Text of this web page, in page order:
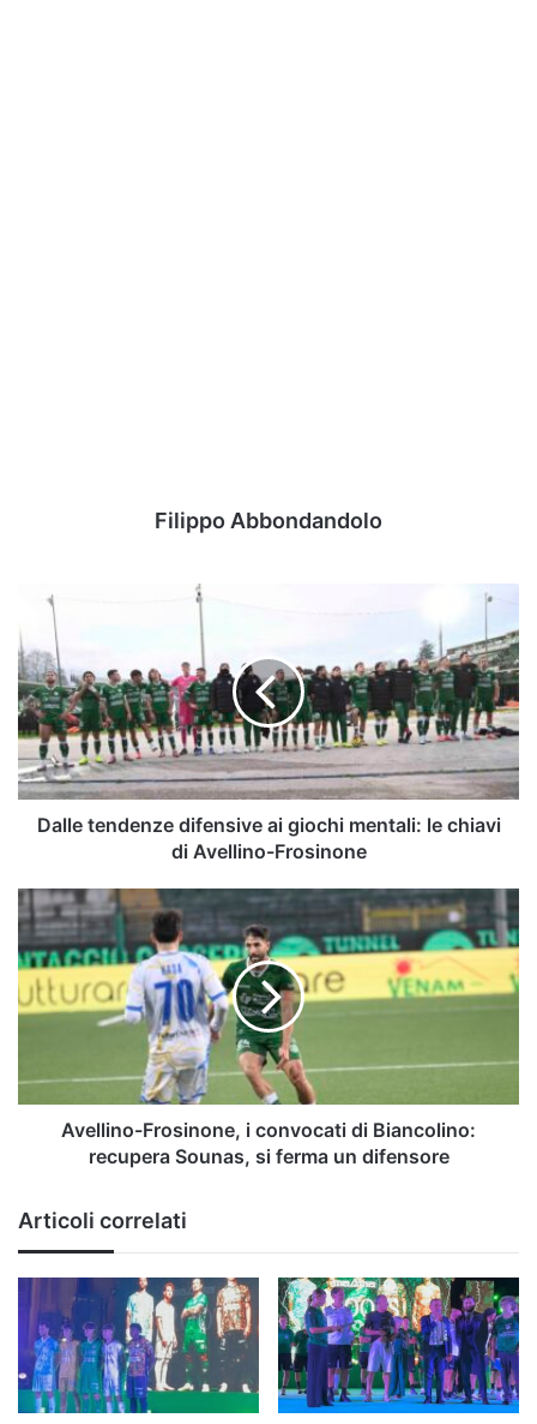
Filippo Abbondandolo
Dalle
tendenze
difensive
ai
giochi
mentali:
le
chiavi
di
Avellino-
Dalle tendenze difensive ai giochi mentali: le chiavi
di Avellino-Frosinone
Avellino-
Frosinone,
i
convocati
di
Biancolino:
Sounas,
si
Avellino-Frosinone, i convocati di Biancolino:
recupera Sounas, si ferma un difensore
Articoli correlati